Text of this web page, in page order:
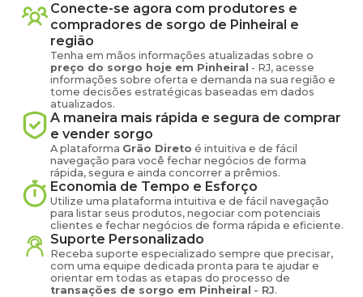
Conecte-se agora com produtores e
compradores de sorgo de Pinheiral e
região
Tenha em mãos informações atualizadas sobre o
preço do sorgo hoje em Pinheiral - RJ, acesse
informações sobre oferta e demanda na sua região e
tome decisões estratégicas baseadas em dados
atualizados.
A maneira mais rápida e segura de comprar
e vender sorgo
A plataforma Grão Direto é intuitiva e de fácil
navegação para você fechar negócios de forma
rápida, segura e ainda concorrer a prêmios.
Economia de Tempo e Esforço
Utilize uma plataforma intuitiva e de fácil navegação
para listar seus produtos, negociar com potenciais
clientes e fechar negócios de forma rápida e eficiente.
Suporte Personalizado
Receba suporte especializado sempre que precisar,
com uma equipe dedicada pronta para te ajudar e
orientar em todas as etapas do processo de
transações de sorgo em Pinheiral - RJ.